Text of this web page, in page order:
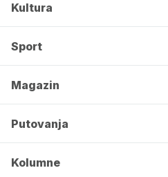
Kultura
Sport
Magazin
Putovanja
Kolumne